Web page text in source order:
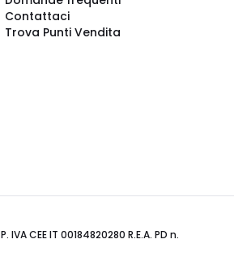
Contattaci
Trova Punti Vendita
CEE IT 00184820280 R.E.A. PD n.